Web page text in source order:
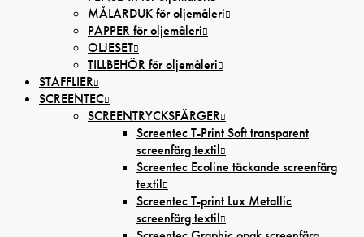
MÅLARDUK för oljemåleri
PAPPER för oljemåleri
OLJESET
TILLBEHÖR för oljemåleri
STAFFLIER
SCREENTEC
SCREENTRYCKSFÄRGER
Screentec T-Print Soft transparent
screenfärg textil
Screentec Ecoline täckande screenfärg
textil
Screentec T-print Lux Metallic
screenfärg textil